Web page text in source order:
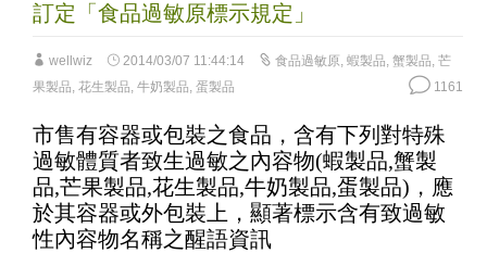
訂定「食品過敏原標示規定」
wellwiz 2014/03/07 11:44:14 食品過敏原, 蝦製品, 蟹製品, 芒
果製品, 花生製品, 牛奶製品, 蛋製品 1161
市售有容器或包裝之食品，含有下列對特殊
過敏體質者致生過敏之內容物(蝦製品,蟹製
品,芒果製品,花生製品,牛奶製品,蛋製品)，應
於其容器或外包裝上，顯著標示含有致過敏
性內容物名稱之醒語資訊